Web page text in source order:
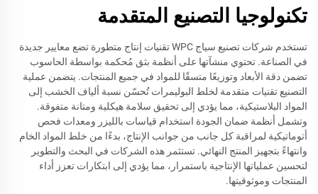
تكنولوجيا التصنيع المتقدمة
تستخدم شركات تصنيع سياج WPC تقنيات إنتاج متطورة تضع معايير جديدة
في الصناعة. تحتوي منشآتها على أنظمة بثق مُحكمة بواسطة الحاسوب
تضمن دقة الأبعاد وتوزيعًا متسقًا للمواد في جميع المنتجات. يتضمن عملية
التصنيع تقنيات متقدمة لخلط البوليمرات تُحسّن نسبة ألياف الخشب إلى
المواد البلاستيكية، مما يؤدي إلى تحقيق سلامة هيكلية ومتانة متفوقة.
وتشمل أنظمة ضمان الجودة استخدام قياسات بالليزر ومعدات فحص
أتوماتيكية لمراقبة كل جانب من جوانب الإنتاج، بدءًا من خلط المواد الخام
وانتهاءً بتجهيز المنتج النهائي. تستثمر هذه الشركات في البحث والتطوير
لتحسين عملياتها الإنتاجية باستمرار، مما يؤدي إلى ابتكارات تعزز أداء
المنتجات وموثوقيتها.